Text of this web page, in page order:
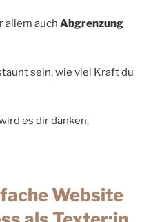
allem auch Abgrenzung
sein, wie viel Kraft du
es dir danken.
Website